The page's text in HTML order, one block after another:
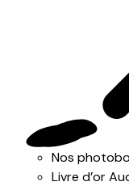
Nos
Livre d’or